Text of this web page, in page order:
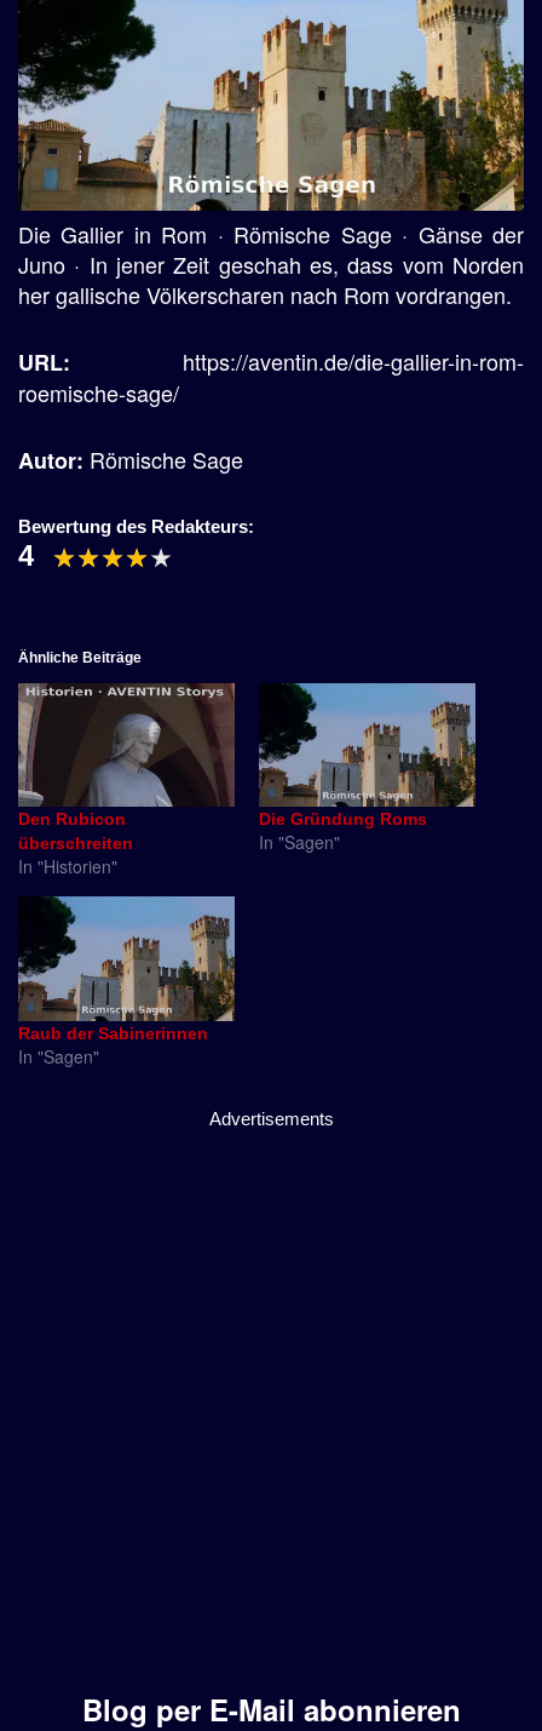
Die Gallier in Rom · Römische Sage · Gänse der
Juno · In jener Zeit geschah es, dass vom Norden
her gallische Völkerscharen nach Rom vordrangen.
URL: https://aventin.de/die-gallier-in-rom-
roemische-sage/
Autor: Römische Sage
Bewertung des Redakteurs:
4
Ähnliche Beiträge
Den Rubicon
überschreiten
In "Historien"
Die Gründung Roms
In "Sagen"
Raub der Sabinerinnen
In "Sagen"
Advertisements
Blog per E-Mail abonnieren